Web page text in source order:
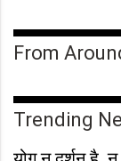
From
Trending